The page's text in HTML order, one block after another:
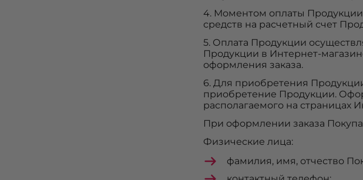
4. Моментом оплаты
средств на расчетный счет
5. Оплата Продукции
Продукции в Интернет-
оформления заказа.
6. Для приобретения
приобретение Продукции.
располагаемого на страницах
При оформлении заказа
Физические лица:
фамилия, имя, отчество